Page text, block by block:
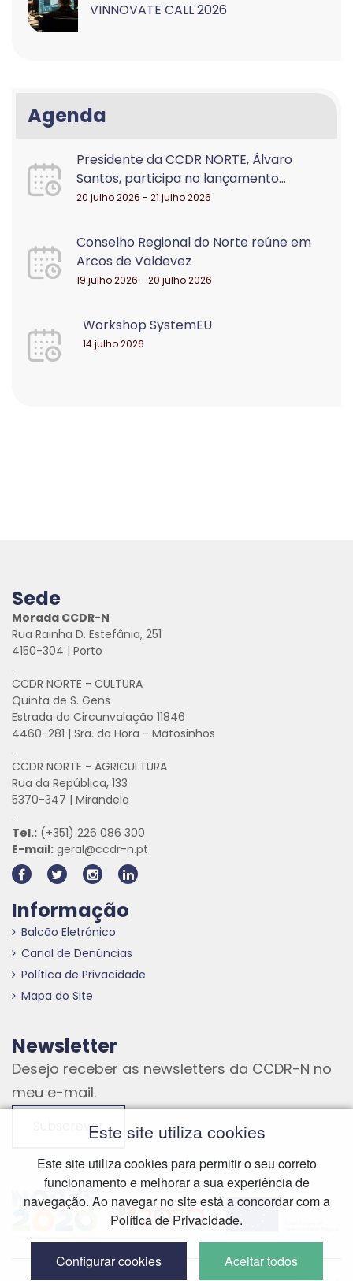
VINNOVATE CALL 2026
Agenda
Presidente da CCDR NORTE, Álvaro
Santos, participa no lançamento...
20 julho 2026 - 21 julho 2026
Conselho Regional do Norte reúne em
Arcos de Valdevez
19 julho 2026 - 20 julho 2026
Workshop SystemEU
14 julho 2026
Sede
Morada CCDR-N
Rua Rainha D. Estefânia, 251
4150-304 | Porto
.
CCDR NORTE - CULTURA
Quinta de S. Gens
Estrada da Circunvalação 11846
4460-281 | Sra. da Hora - Matosinhos
.
CCDR NORTE - AGRICULTURA
Rua da República, 133
5370-347 | Mirandela
.
Tel.: (+351) 226 086 300
E-mail: geral@ccdr-n.pt
Informação
Balcão Eletrónico
Canal de Denúncias
Política de Privacidade
Mapa do Site
Newsletter
Desejo receber as newsletters da CCDR-N no
meu e-mail.
Subscrever
Hiperligação externaHiperligação externaHiperligação externa
Este site utiliza cookies
Este site utiliza cookies para permitir o seu correto
funcionamento e melhorar a sua experiência de
navegação. Ao navegar no site está a concordar com a
Política de Privacidade.
Configurar cookies Aceitar todos